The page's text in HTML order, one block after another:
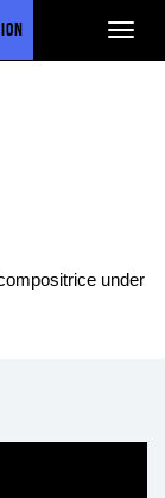
under